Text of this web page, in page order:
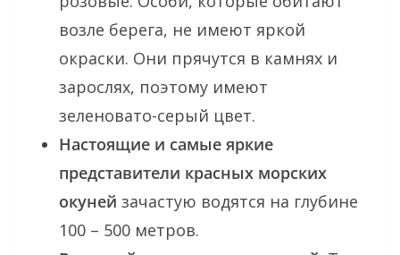
возле берега, не имеют яркой
окраски. Они прячутся в камнях и
зарослях, поэтому имеют
зеленовато-серый цвет.
Настоящие и самые яркие
представители красных морских
окуней зачастую водятся на глубине
100 – 500 метров.